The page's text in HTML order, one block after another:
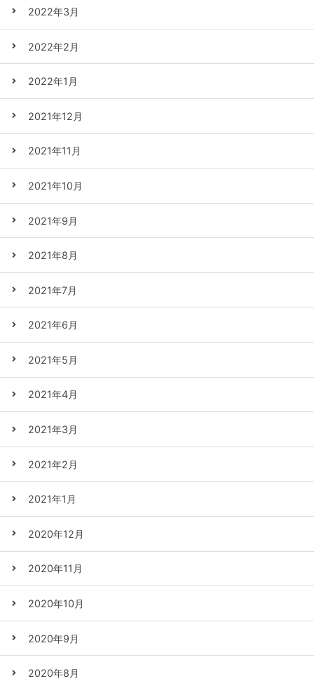
2022年3月
2022年2月
2022年1月
2021年12月
2021年11月
2021年10月
2021年9月
2021年8月
2021年7月
2021年6月
2021年5月
2021年4月
2021年3月
2021年2月
2021年1月
2020年12月
2020年11月
2020年10月
2020年9月
2020年8月